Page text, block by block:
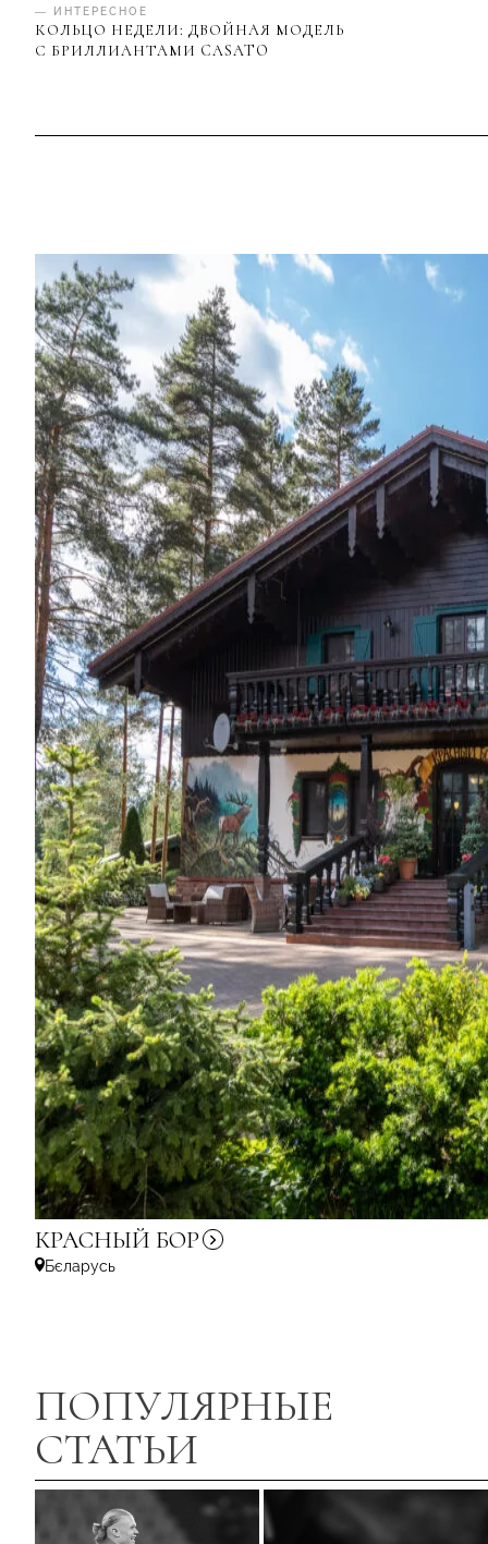
— ИНТЕРЕСНОЕ
КОЛЬЦО НЕДЕЛИ: ДВОЙНАЯ МОДЕЛЬ
С БРИЛЛИАНТАМИ CASATO
КРАСНЫЙ БОР
Бєларусь
ПОПУЛЯРНЫЕ
СТАТЬИ